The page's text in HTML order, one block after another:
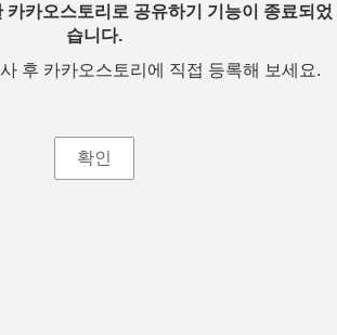
카오스토리로 공유하기 기능이 종료되었
습니다.
후 카카오스토리에 직접 등록해 보세요.
확인